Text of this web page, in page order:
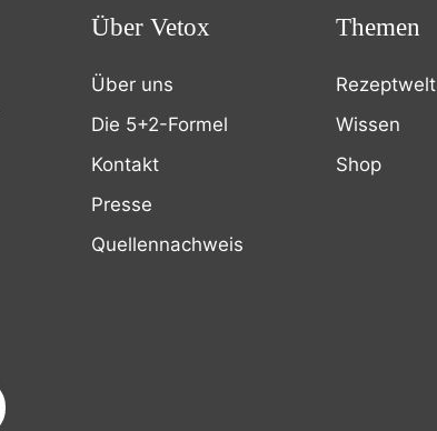
Über Vetox
Über uns
Die 5+2-Formel
Kontakt
Presse
Quellennachweis
Themen
Rezeptwelt
Wissen
Shop